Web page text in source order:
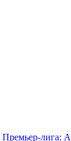
Премьер-лига: